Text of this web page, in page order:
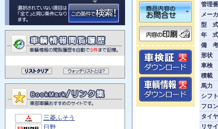
三菱ふそう
日野
管理
メー
型 式
年 式
備 考
形状
車検
積載
馬力
シフト
フロ
タイヤ
リサ